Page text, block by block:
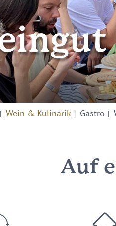
Wein & Kulinarik Gastro
Auf